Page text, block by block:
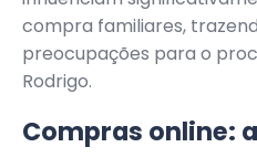
compra familiares,
preocupações para o
Rodrigo.
Compras online: